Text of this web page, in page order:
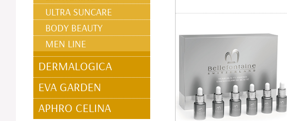
ULTRA SUNCARE
BODY BEAUTY
MEN LINE
DERMALOGICA
EVA GARDEN
APHRO CELINA